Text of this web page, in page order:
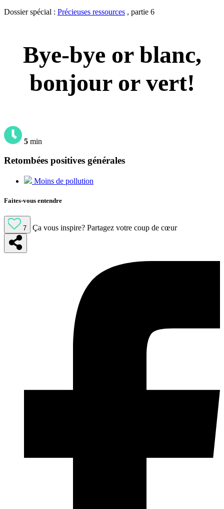
Dossier spécial : Précieuses ressources , partie 6
Bye-bye or blanc,
bonjour or vert!
5 min
Retombées positives générales
Moins de pollution
Faites-vous entendre
7 Ça vous inspire? Partagez votre coup de cœur